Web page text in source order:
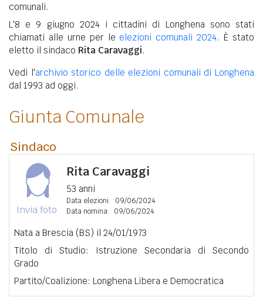
comunali.
L'8 e 9 giugno 2024 i cittadini di Longhena sono stati
chiamati alle urne per le elezioni comunali 2024. È stato
eletto il sindaco Rita Caravaggi.
Vedi l'archivio storico delle elezioni comunali di Longhena
dal 1993 ad oggi.
Giunta Comunale
Sindaco
Invia foto
Rita Caravaggi
53 anni
Data elezioni:
09/06/2024
Data nomina:
09/06/2024
Nata a Brescia (BS) il 24/01/1973
Titolo di Studio: Istruzione Secondaria di Secondo
Grado
Partito/Coalizione: Longhena Libera e Democratica